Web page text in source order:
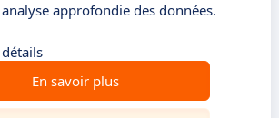
approfondie des données.
En savoir plus